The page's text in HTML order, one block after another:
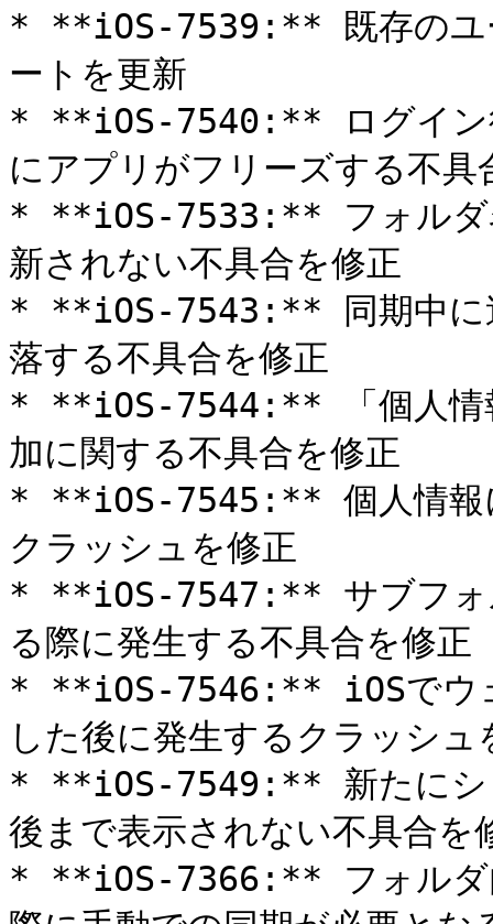
* **iOS-7539:** 既存のユ
ートを更新
* **iOS-7540:** ログイン
にアプリがフリーズする不具
* **iOS-7533:** フォルダ
新されない不具合を修正
* **iOS-7543:** 同期中に
落する不具合を修正
* **iOS-7544:** 「個人情報
加に関する不具合を修正
* **iOS-7545:** 個人情報
クラッシュを修正
* **iOS-7547:** サブフォ
る際に発生する不具合を修正
* **iOS-7546:** iOSでウェ
した後に発生するクラッシュ
* **iOS-7549:** 新たにシ
後まで表示されない不具合を
* **iOS-7366:** フォルダ